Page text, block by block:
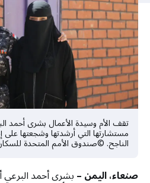
تقف الأم وسيدة الأعمال بشرى أحمد
مستشارتها التي أرشدتها وشجعتها
الناجح. ©صندوق الأمم المتحدة
صنعاء، اليمن –بشرى أحمد